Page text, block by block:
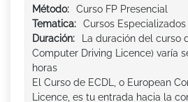
Método:
Curso FP Presencial
Tematica:
Cursos Especializados
Duración:
La duración del curso
Computer Driving Licence) varía
horas
El Curso de ECDL, o European
Licence, es tu entrada hacia la